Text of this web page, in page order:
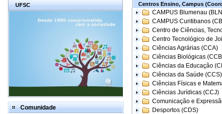
UFSC
Comunidade
Centros Ensino, Campus
CAMPUS Blumenau
CAMPUS Curitibanos
Centro de Ciências,
Centro Tecnológico de
Ciências Agrárias (CCA)
Ciências Biológicas
Ciências da Educação
Ciências da Saúde (CCS)
Ciências Físicas e
Ciências Jurídicas (CCJ)
Comunicação e
Desportos (CDS)